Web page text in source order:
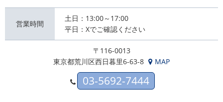
営業時間
土日：13:00～17:00
平日：Xでご確認ください
〒116-0013
東京都荒川区西日暮里6-63-8
MAP
03-5692-7444